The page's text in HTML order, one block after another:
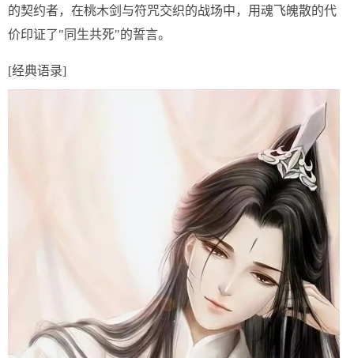
的契约者，在桃木剑与符咒交织的战场中，用魂飞魄散的代
价印证了"同生共死"的誓言。
[经典语录]